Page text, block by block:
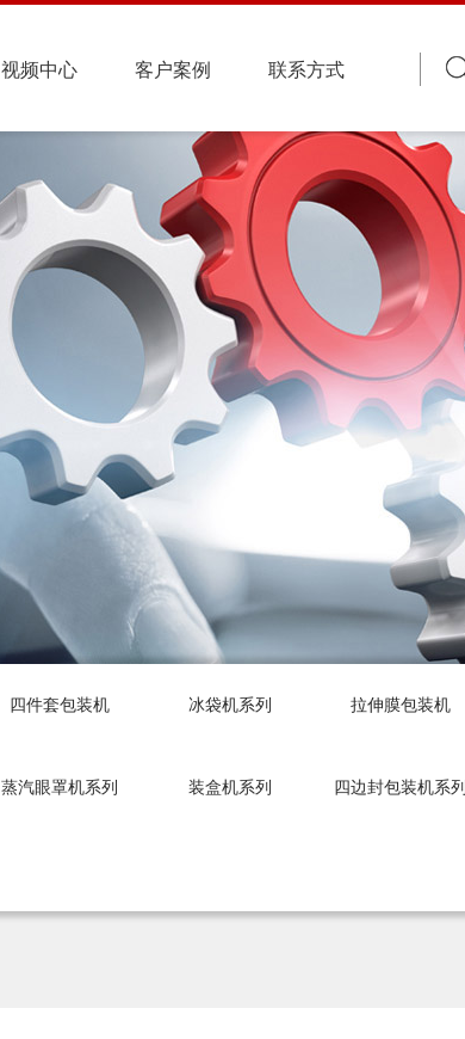
视频中心 客户案例 联系方式
四件套包装机 冰袋机系列 拉伸膜包装机
蒸汽眼罩机系列 装盒机系列 四边封包装机系列